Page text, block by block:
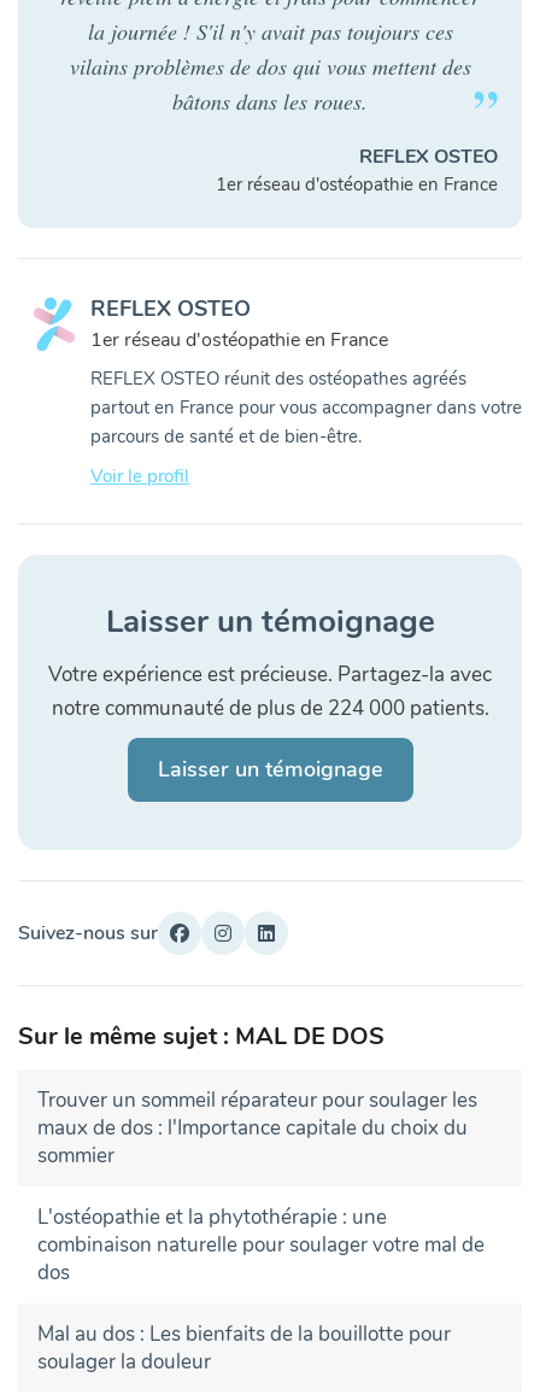
la journée ! S'il n'y avait pas toujours ces
vilains problèmes de dos qui vous mettent des
bâtons dans les roues.
REFLEX OSTEO
1er réseau d'ostéopathie en France
REFLEX OSTEO
1er réseau d'ostéopathie en France
REFLEX OSTEO réunit des ostéopathes agréés
partout en France pour vous accompagner dans votre
parcours de santé et de bien-être.
Voir le profil
Laisser un témoignage
Votre expérience est précieuse. Partagez-la avec
notre communauté de plus de 224 000 patients.
Laisser un témoignage
Suivez-nous sur
Sur le même sujet : MAL DE DOS
Trouver un sommeil réparateur pour soulager les
maux de dos : l'Importance capitale du choix du
sommier
L'ostéopathie et la phytothérapie : une
combinaison naturelle pour soulager votre mal de
dos
Mal au dos : Les bienfaits de la bouillotte pour
soulager la douleur